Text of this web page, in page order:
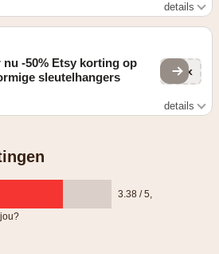
details
nu -50% Etsy korting op
sleutelhangers
DAx
details
3.38 / 5